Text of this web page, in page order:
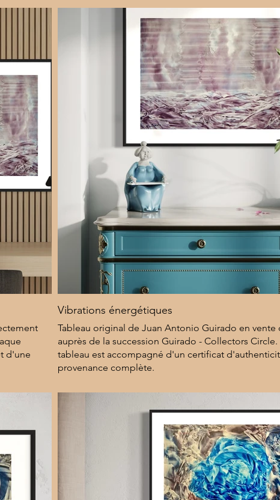
7 000 $
d'une
Vibrations énergétiques
Tableau original de Juan Antonio Guirado en
auprès de la succession Guirado - Collectors
tableau est accompagné d'un certificat
provenance complète.
8 000 $